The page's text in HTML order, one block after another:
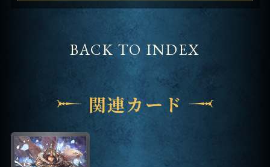
BACK TO INDEX
関連カード